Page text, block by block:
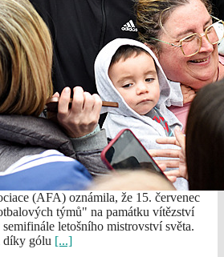
(AFA) oznámila, že 15. červenec
týmů" na památku vítězství
letošního mistrovství světa.
díky gólu [...]